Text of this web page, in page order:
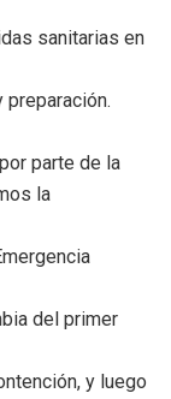
sanitarias en
parte de la
la
del primer
y luego